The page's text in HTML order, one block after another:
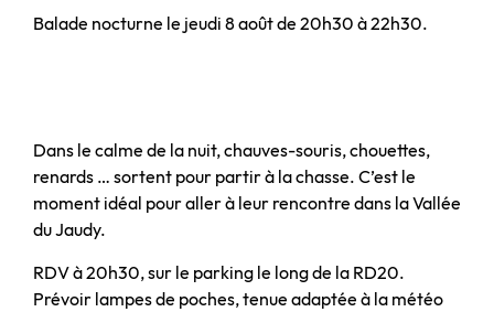
Balade nocturne le jeudi 8 août de 20h30 à 22h30.
Dans le calme de la nuit, chauves-souris, chouettes,
renards … sortent pour partir à la chasse. C’est le
moment idéal pour aller à leur rencontre dans la Vallée
du Jaudy.
RDV à 20h30, sur le parking le long de la RD20.
Prévoir lampes de poches, tenue adaptée à la météo